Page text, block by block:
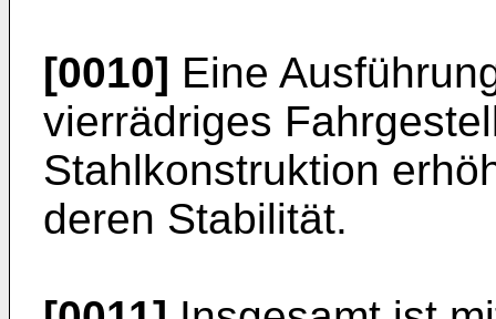
[0010] Eine
vierrädriges
Stahlkonstruktion
deren Stabilität.